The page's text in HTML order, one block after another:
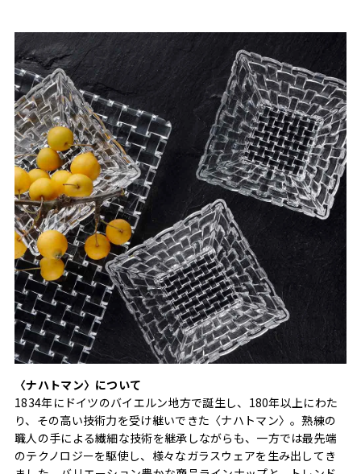
〈ナハトマン〉について
1834年にドイツのバイエルン地方で誕生し、180年以上にわた
り、その高い技術力を受け継いできた〈ナハトマン〉。熟練の
職人の手による繊細な技術を継承しながらも、一方では最先端
のテクノロジーを駆使し、様々なガラスウェアを生み出してき